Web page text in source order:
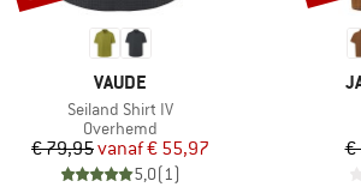
MERK
VAUDE
Artikel
Seiland Shirt IV
Productgroep
Overhemd
Prijs
€ 79,95 Verlaagde prijs
vanaf€ 55,97
5,0(1)
€